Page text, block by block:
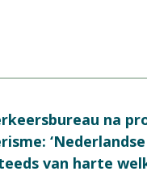
na
van harte